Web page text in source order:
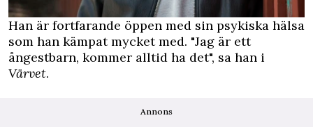
Han är fortfarande öppen med sin psykiska hälsa
som han kämpat mycket med. "Jag är ett
ångestbarn, kommer alltid ha det", sa han i
Värvet.
Annons